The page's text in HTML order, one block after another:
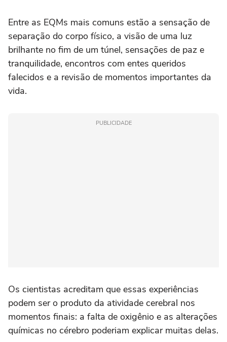
Entre as EQMs mais comuns estão a sensação de
separação do corpo físico, a visão de uma luz
brilhante no fim de um túnel, sensações de paz e
tranquilidade, encontros com entes queridos
falecidos e a revisão de momentos importantes da
vida.
PUBLICIDADE
Os cientistas acreditam que essas experiências
podem ser o produto da atividade cerebral nos
momentos finais: a falta de oxigênio e as alterações
químicas no cérebro poderiam explicar muitas delas.